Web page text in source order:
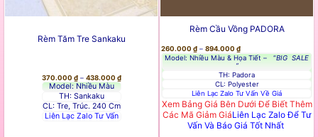
Rèm Tăm Tre Sankaku
370.000 ₫ – 438.000 ₫Khoảng
Giá:
Từ
438.000 ₫
Model: Nhiều Màu
TH: Sankaku
CL: Tre, Trúc. 240 Cm
Liên Lạc Zalo Tư Vấn
Rèm Cầu Vồng PADORA
260.000 ₫ – 894.000 ₫Khoảng
Giá:
Từ
Đến
894.000 ₫
Model: Nhiều Màu & Họa Tiết – “BIG SALE
“
TH: Padora
CL: Polyester
Liên Lạc Zalo Tư Vấn Về Giá
Xem Bảng Giá Bên Dưới Để Biết Thêm
Các Mã Giảm GiáLiên Lạc Zalo Để Tư
Vấn Và Báo Giá Tốt Nhất